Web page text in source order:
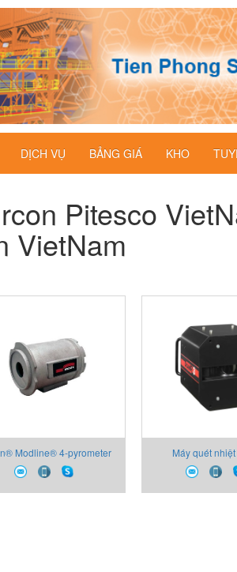
DỊCH VỤ BẢNG GIÁ KHO
Pitesco
VietNam
Modline® 4-pyrometer
hồng ngoại
Máy quét
ScanIR®3-
Ircon